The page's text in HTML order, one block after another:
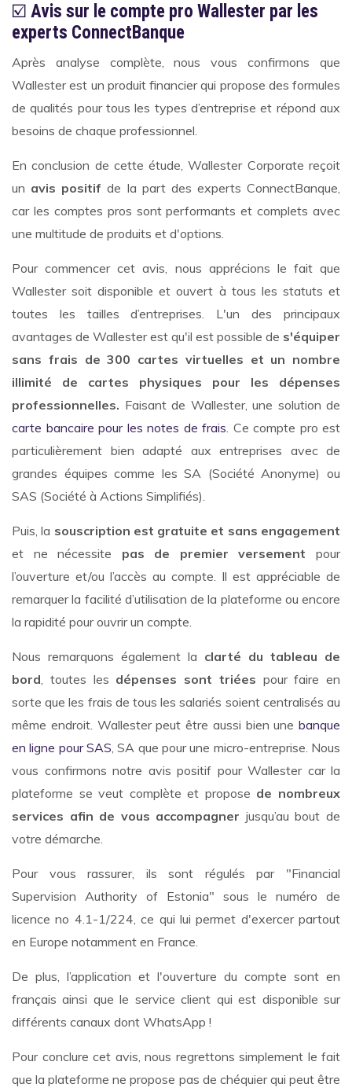
☑️ Avis sur le compte pro Wallester par les
experts ConnectBanque
Après analyse complète, nous vous confirmons que
Wallester est un produit financier qui propose des formules
de qualités pour tous les types d’entreprise et répond aux
besoins de chaque professionnel.
En conclusion de cette étude, Wallester Corporate reçoit
un avis positif de la part des experts ConnectBanque,
car les comptes pros sont performants et complets avec
une multitude de produits et d'options.
Pour commencer cet avis, nous apprécions le fait que
Wallester soit disponible et ouvert à tous les statuts et
toutes les tailles d’entreprises. L'un des principaux
avantages de Wallester est qu'il est possible de s'équiper
sans frais de 300 cartes virtuelles et un nombre
illimité de cartes physiques pour les dépenses
professionnelles. Faisant de Wallester, une solution de
carte bancaire pour les notes de frais. Ce compte pro est
particulièrement bien adapté aux entreprises avec de
grandes équipes comme les SA (Société Anonyme) ou
SAS (Société à Actions Simplifiés).
Puis, la souscription est gratuite et sans engagement
et ne nécessite pas de premier versement pour
l’ouverture et/ou l’accès au compte. Il est appréciable de
remarquer la facilité d’utilisation de la plateforme ou encore
la rapidité pour ouvrir un compte.
Nous remarquons également la clarté du tableau de
bord, toutes les dépenses sont triées pour faire en
sorte que les frais de tous les salariés soient centralisés au
même endroit. Wallester peut être aussi bien une banque
en ligne pour SAS, SA que pour une micro-entreprise. Nous
vous confirmons notre avis positif pour Wallester car la
plateforme se veut complète et propose de nombreux
services afin de vous accompagner jusqu’au bout de
votre démarche.
Pour vous rassurer, ils sont régulés par "Financial
Supervision Authority of Estonia" sous le numéro de
licence no 4.1-1/224, ce qui lui permet d'exercer partout
en Europe notamment en France.
De plus, l’application et l'ouverture du compte sont en
français ainsi que le service client qui est disponible sur
différents canaux dont WhatsApp !
Pour conclure cet avis, nous regrettons simplement le fait
que la plateforme ne propose pas de chéquier qui peut être